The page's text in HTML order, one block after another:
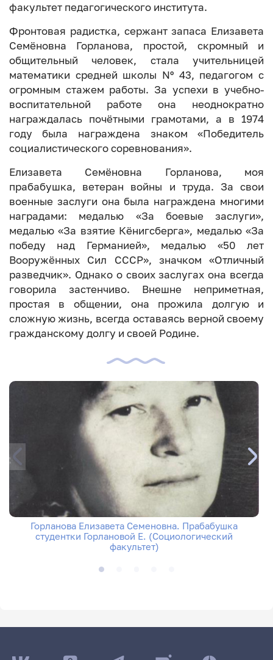
факультет педагогического института.
Фронтовая радистка, сержант запаса Елизавета
Семёновна Горланова, простой, скромный и
общительный человек, стала учительницей
математики средней школы Nº 43, педагогом с
огромным стажем работы. За успехи в учебно-
воспитательной работе она неоднократно
награждалась почётными грамотами, а в 1974
году была награждена знаком «Победитель
социалистического соревнования».
Елизавета Семёновна Горланова, моя
прабабушка, ветеран войны и труда. За свои
военные заслуги она была награждена многими
наградами: медалью «За боевые заслуги»,
медалью «За взятие Кёнигсберга», медалью «За
победу над Германией», медалью «50 лет
Вооружённых Сил СССР», значком «Отличный
разведчик». Однако о своих заслугах она всегда
говорила застенчиво. Внешне неприметная,
простая в общении, она прожила долгую и
сложную жизнь, всегда оставаясь верной своему
гражданскому долгу и своей Родине.
Горланова Елизавета Семеновна. Прабабушка
студентки Горлановой Е. (Социологический
факультет)